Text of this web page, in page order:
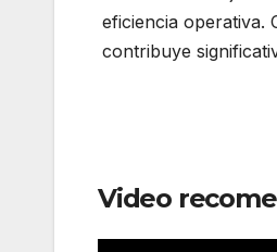
eficiencia operativa.
contribuye
Video